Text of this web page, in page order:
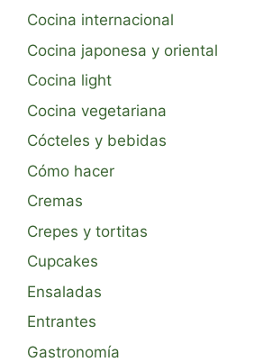
Cocina internacional
Cocina japonesa y oriental
Cocina light
Cocina vegetariana
Cócteles y bebidas
Cómo hacer
Cremas
Crepes y tortitas
Cupcakes
Ensaladas
Entrantes
Gastronomía